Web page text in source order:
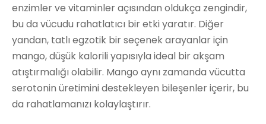
enzimler ve vitaminler açısından oldukça zengindir,
bu da vücudu rahatlatıcı bir etki yaratır. Diğer
yandan, tatlı egzotik bir seçenek arayanlar için
mango, düşük kalorili yapısıyla ideal bir akşam
atıştırmalığı olabilir. Mango aynı zamanda vücutta
serotonin üretimini destekleyen bileşenler içerir, bu
da rahatlamanızı kolaylaştırır.